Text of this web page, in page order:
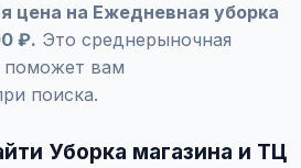
цена на Ежедневная уборка
₽. Это среднерыночная
поможет вам
поиска.
Уборка магазина и ТЦ